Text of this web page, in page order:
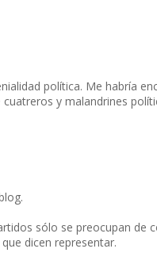
política. Me habría
y malandrines
sólo se preocupan de
dicen representar.